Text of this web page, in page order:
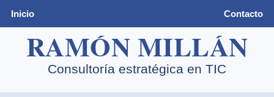
Inicio Contacto